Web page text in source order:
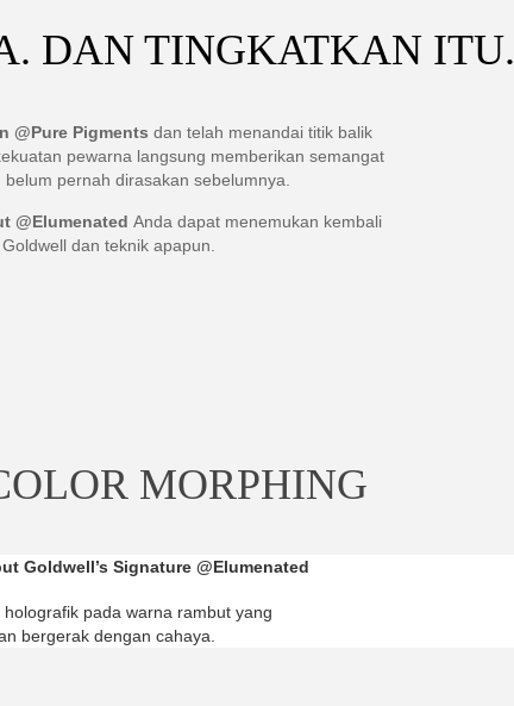
DAN TINGKATKAN ITU.
@Pure Pigments dan telah menandai titik balik
pewarna langsung memberikan semangat
pernah dirasakan sebelumnya.
@Elumenated Anda dapat menemukan kembali
dan teknik apapun.
MORPHING
Goldwell’s Signature @Elumenated
pada warna rambut yang
bergerak dengan cahaya.